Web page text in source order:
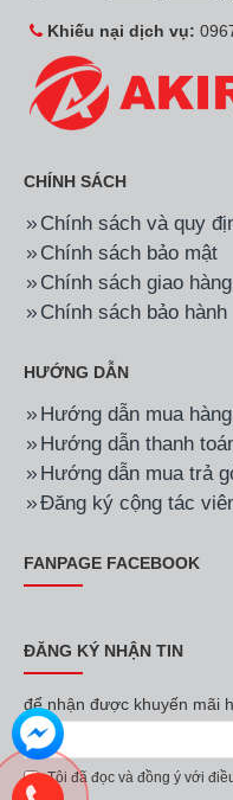
Khiếu nại dịch vụ:
CHÍNH SÁCH
Chính sách và quy
Chính sách bảo mật
Chính sách giao hàng
Chính sách bảo hành
HƯỚNG DẪN
Hướng dẫn mua hàng
Hướng dẫn thanh
Hướng dẫn mua trả
Đăng ký cộng tác
FANPAGE FACEBOOK
ĐĂNG KÝ NHẬN TIN
để nhận được khuyến mãi
Tôi đã đọc và đồng ý với